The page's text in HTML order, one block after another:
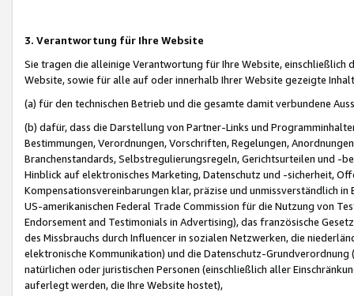
3. Verantwortung für Ihre Website
Sie tragen die alleinige Verantwortung für Ihre Website,
Website, sowie für alle auf oder innerhalb Ihrer Website gezeigte
(a) für den technischen Betrieb und die gesamte damit verbundene
(b) dafür, dass die Darstellung von Partner-Links und
Bestimmungen, Verordnungen, Vorschriften, Regelungen,
Branchenstandards, Selbstregulierungsregeln, Gerichtsurteilen und -
Hinblick auf elektronisches Marketing, Datenschutz und -sicherheit,
Kompensationsvereinbarungen klar, präzise und unmissverständlich
US-amerikanischen Federal Trade Commission für die Nutzung von
Endorsement and Testimonials in Advertising), das französische
des Missbrauchs durch Influencer in sozialen Netzwerken, die
elektronische Kommunikation) und die Datenschutz-
natürlichen oder juristischen Personen (einschließlich aller
auferlegt werden, die Ihre Website hostet),